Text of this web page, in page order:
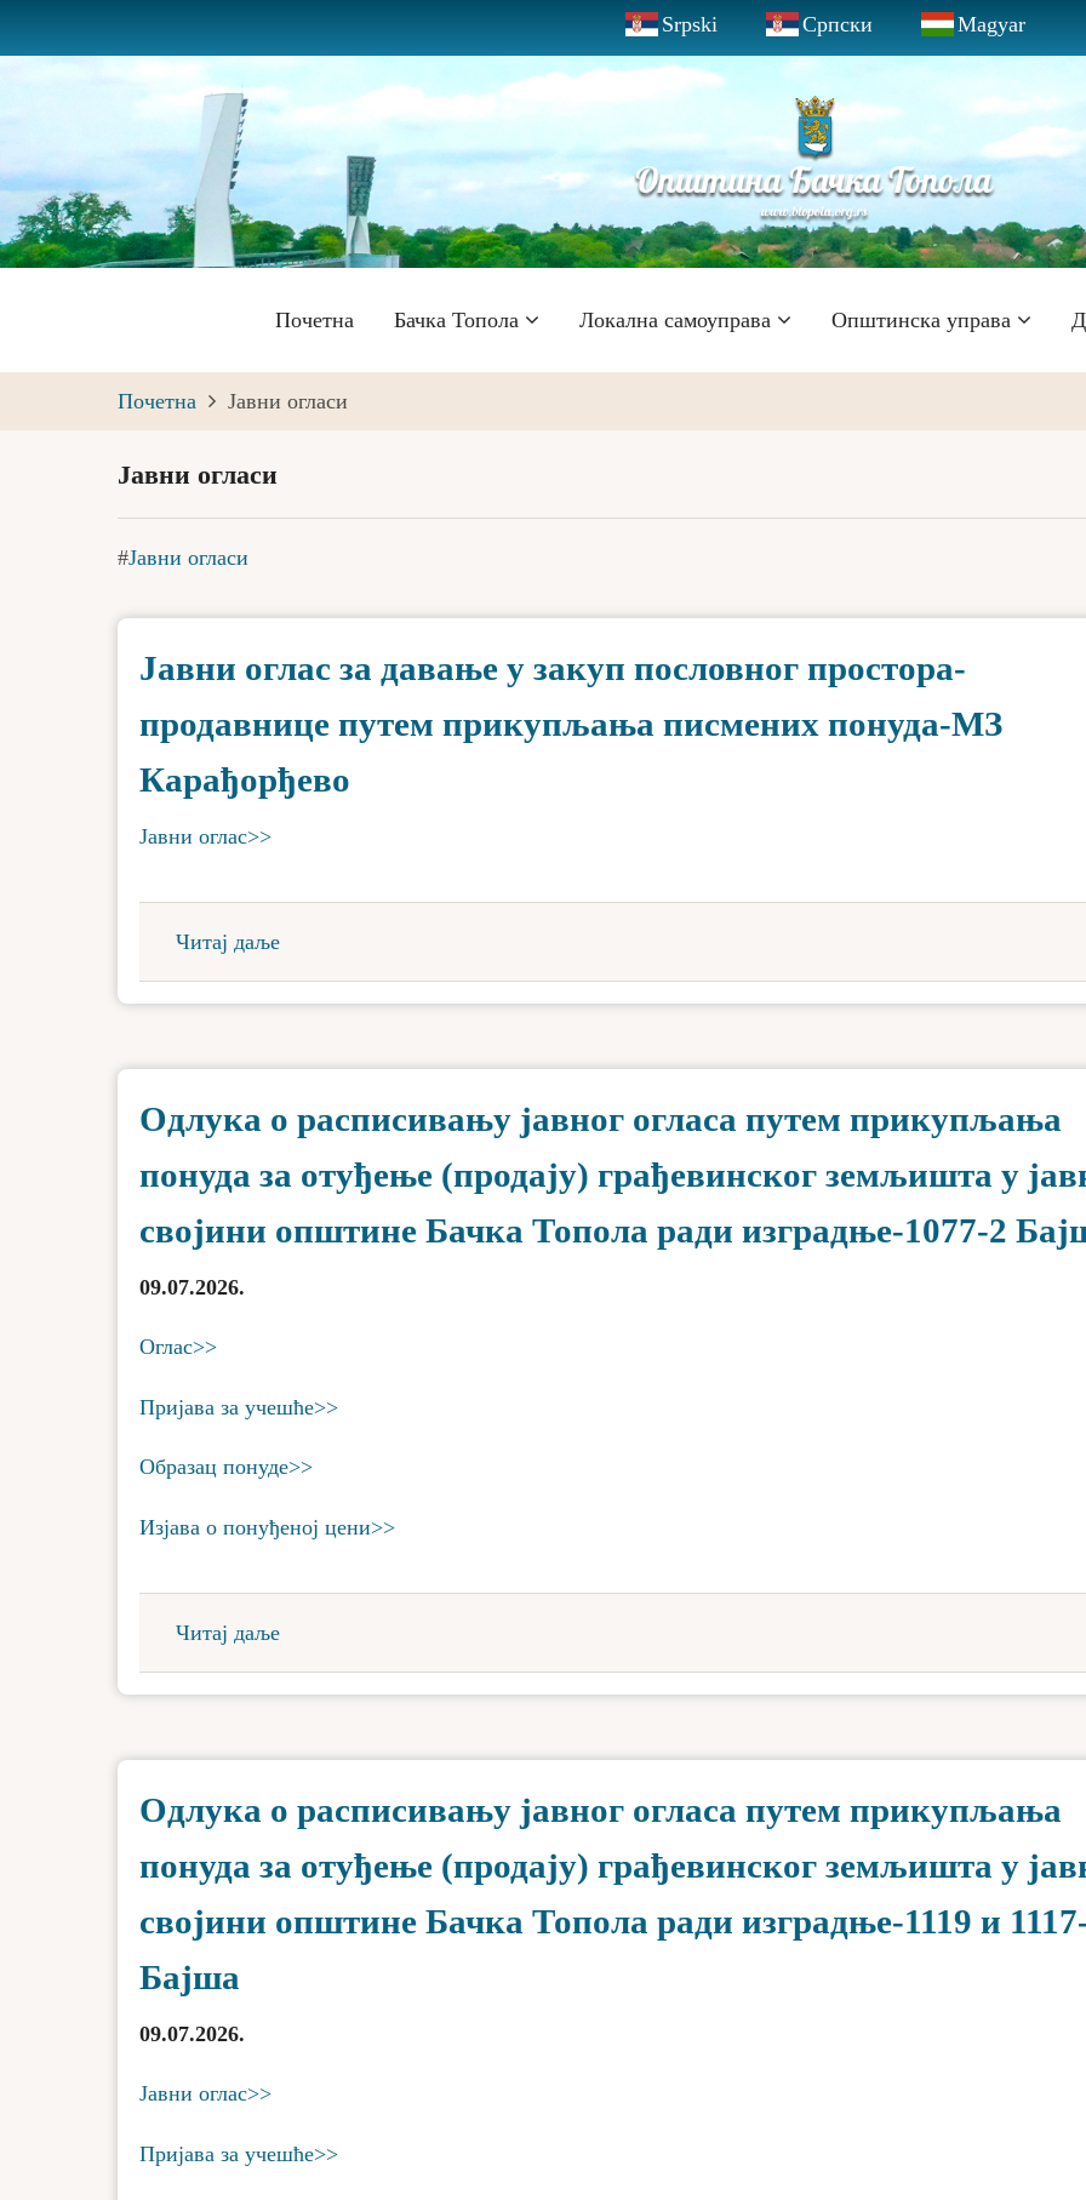
to
main
content
Srpski Српски Magyar
Главна
навигација
Почетна Бачка Топола Локална самоуправа Општинска управа
Почетна Јавни огласи
Јавни огласи
Јавни огласи
Јавни оглас за давање у закуп пословног простора-
продавнице путем прикупљања писмених понуда-МЗ
Карађорђево
Јавни оглас>>
Читај даље
Одлука о расписивању јавног огласа путем прикупљања
понуда за отуђење (продају) грађевинског земљишта у
својини општине Бачка Топола ради изградње-1077-2
09.07.2026.
Оглас>>
Пријава за учешће>>
Образац понуде>>
Изјава о понуђеној цени>>
Читај даље
Одлука о расписивању јавног огласа путем прикупљања
понуда за отуђење (продају) грађевинског земљишта у
својини општине Бачка Топола ради изградње-1119 и
Бајша
09.07.2026.
Јавни оглас>>
Пријава за учешће>>